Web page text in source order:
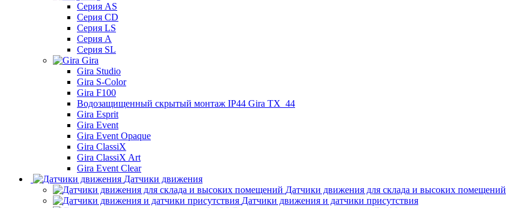
Серия AS
Серия CD
Серия LS
Серия A
Серия SL
Gira
Gira Studio
Gira S-Color
Gira F100
Водозащищенный скрытый монтаж IP44 Gira TX_44
Gira Esprit
Gira Event
Gira Event Opaque
Gira ClassiX
Gira ClassiX Art
Gira Event Clear
Датчики движения
Датчики движения для склада и высоких помещений
Датчики движения и датчики присутствия